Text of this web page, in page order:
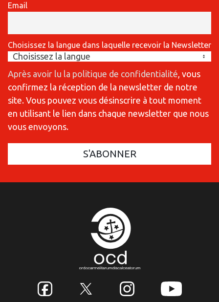
Email
Choisissez la langue dans laquelle recevoir la Newsletter
Après avoir lu la politique de confidentialité, vous
confirmez la réception de la newsletter de notre
site. Vous pouvez vous désinscrire à tout moment
en utilisant le lien dans chaque newsletter que nous
vous envoyons.